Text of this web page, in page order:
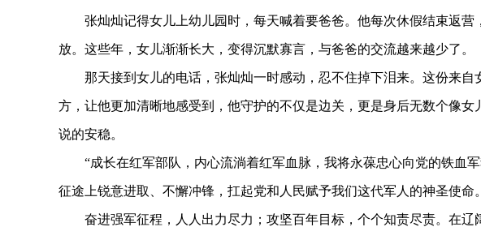
张灿灿记得女儿上幼儿园时，每天喊着要爸爸。他每次休假结束返营
放。这些年，女儿渐渐长大，变得沉默寡言，与爸爸的交流越来越少了。
那天接到女儿的电话，张灿灿一时感动，忍不住掉下泪来。这份来自
方，让他更加清晰地感受到，他守护的不仅是边关，更是身后无数个像
说的安稳。
“成长在红军部队，内心流淌着红军血脉，我将永葆忠心向党的铁血
征途上锐意进取、不懈冲锋，扛起党和人民赋予我们这代军人的神圣使命
奋进强军征程，人人出力尽力；攻坚百年目标，个个知责尽责。在辽